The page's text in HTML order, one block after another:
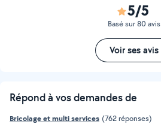
5/5
Basé sur 80 avis
Voir ses avis
Répond à vos demandes de
Bricolage et multi services (762 réponses)